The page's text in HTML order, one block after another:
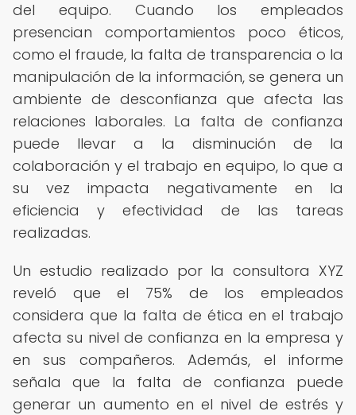
del equipo. Cuando los empleados
presencian comportamientos poco éticos,
como el fraude, la falta de transparencia o la
manipulación de la información, se genera un
ambiente de desconfianza que afecta las
relaciones laborales. La falta de confianza
puede llevar a la disminución de la
colaboración y el trabajo en equipo, lo que a
su vez impacta negativamente en la
eficiencia y efectividad de las tareas
realizadas.
Un estudio realizado por la consultora XYZ
reveló que el 75% de los empleados
considera que la falta de ética en el trabajo
afecta su nivel de confianza en la empresa y
en sus compañeros. Además, el informe
señala que la falta de confianza puede
generar un aumento en el nivel de estrés y